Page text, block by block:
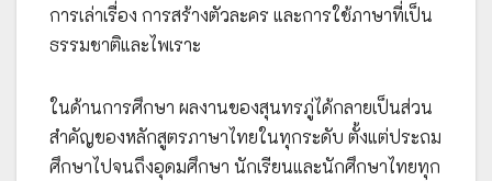
การเล่าเรื่อง การสร้างตัวละคร และการใช้ภาษาที่เป็น
ธรรมชาติและไพเราะ
ในด้านการศึกษา ผลงานของสุนทรภู่ได้กลายเป็นส่วน
สำคัญของหลักสูตรภาษาไทยในทุกระดับ ตั้งแต่ประถม
ศึกษาไปจนถึงอุดมศึกษา นักเรียนและนักศึกษาไทยทุก